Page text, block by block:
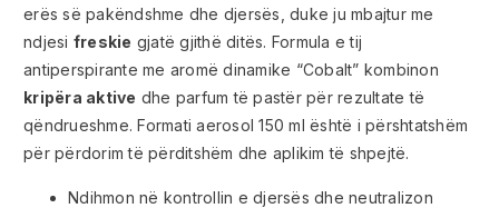
erës së pakëndshme dhe djersës, duke ju mbajtur me
ndjesi freskie gjatë gjithë ditës. Formula e tij
antiperspirante me aromë dinamike “Cobalt” kombinon
kripëra aktive dhe parfum të pastër për rezultate të
qëndrueshme. Formati aerosol 150 ml është i përshtatshëm
për përdorim të përditshëm dhe aplikim të shpejtë.
Ndihmon në kontrollin e djersës dhe neutralizon